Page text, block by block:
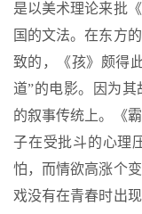
是以美术理论来批
国的文法。在东方
致的，《孩》颇得
道”的电影。因为
的叙事传统上。《
子在受批斗的心理
怕，而情欲高涨个
戏没有在青春时出